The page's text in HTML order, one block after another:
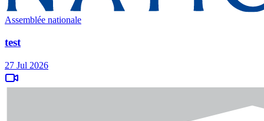
Assemblée nationale
test
27 Jul 2026